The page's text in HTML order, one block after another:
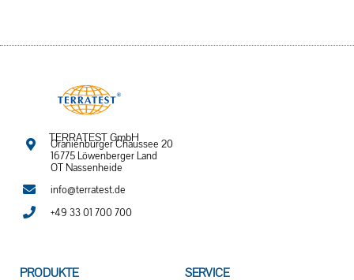
TERRATEST GmbH
Oranienburger Chaussee 20
16775 Löwenberger Land
OT Nassenheide
info@terratest.de
+49 33 01 700 700
PRODUKTE SERVICE